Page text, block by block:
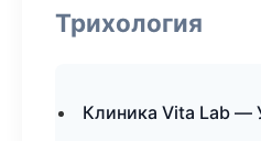
Трихология
Клиника Vita Lab —